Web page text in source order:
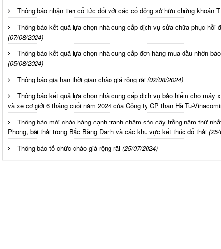
Thông báo nhận tiền cổ tức đối với các cổ đông sở hữu chứng khoán
Thông báo kết quả lựa chọn nhà cung cấp dịch vụ sửa chữa phục hồi
(07/08/2024)
Thông báo kết quả lựa chọn nhà cung cấp đơn hàng mua dầu nhờn
(05/08/2024)
Thông báo gia hạn thời gian chào giá rộng rãi (02/08/2024)
Thông báo kết quả lựa chọn nhà cung cấp dịch vụ bảo hiểm cho
và xe cơ giới 6 tháng cuối năm 2024 của Công ty CP than Hà Tu-
Thông báo mời chào hàng cạnh tranh chăm sóc cây trồng năm thứ
Phong, bãi thải trong Bắc Bàng Danh và các khu vực kết thúc đổ thải
Thông báo tổ chức chào giá rộng rãi (25/07/2024)